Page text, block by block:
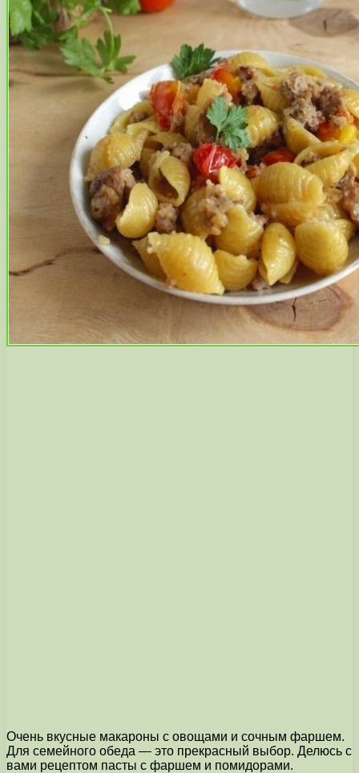
Очень вкусные макароны с овощами и сочным фаршем.
Для семейного обеда — это прекрасный выбор. Делюсь с
вами рецептом пасты с фаршем и помидорами.